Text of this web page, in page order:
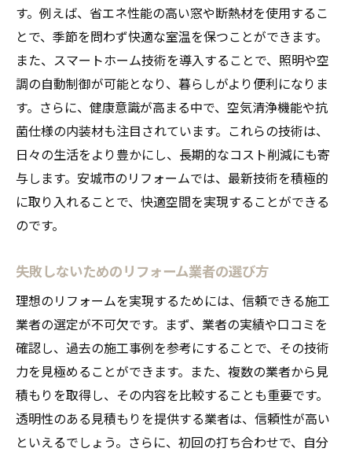
ケーション術
完成後も満足度が続くリフォームの秘訣
リフォームの失敗を防ぐためのチェックポ
イント
リフォーム後のフォローアップサービスの
重要性
リフォームで日々の生活を豊かにする方法
快適なキッチンスペースを実現するリフォ
ーム手法
ス空間を
ムアイデア
家庭内の動線を改善するリフォームデザイ
ン
テラスやガーデンを活用したアウトドアリ
ビング
ペットと共に暮らすためのリフォーム提案
す。例えば、省エネ性能の高い窓や断熱材を使用するこ
とで、季節を問わず快適な室温を保つことができます。
また、スマートホーム技術を導入することで、照明や空
調の自動制御が可能となり、暮らしがより便利になりま
す。さらに、健康意識が高まる中で、空気清浄機能や抗
菌仕様の内装材も注目されています。これらの技術は、
日々の生活をより豊かにし、長期的なコスト削減にも寄
与します。安城市のリフォームでは、最新技術を積極的
に取り入れることで、快適空間を実現することができる
のです。
失敗しないためのリフォーム業者の選び方
理想のリフォームを実現するためには、信頼できる施工
業者の選定が不可欠です。まず、業者の実績や口コミを
確認し、過去の施工事例を参考にすることで、その技術
力を見極めることができます。また、複数の業者から見
積もりを取得し、その内容を比較することも重要です。
透明性のある見積もりを提供する業者は、信頼性が高い
といえるでしょう。さらに、初回の打ち合わせで、自分